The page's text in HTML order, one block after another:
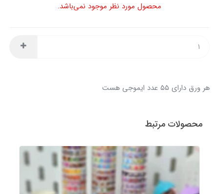
محصول مورد نظر موجود نمی‌باشد.
هر ورق دارای ۵۵ عدد ایموجی هست
محصولات مرتبط